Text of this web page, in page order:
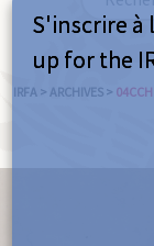
IRFA > ARCHIVES >
S'inscrire à
up for the